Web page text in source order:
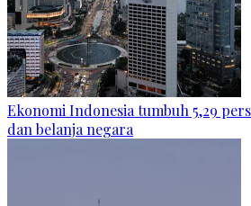
Ekonomi Indonesia tumbuh 5,29
dan belanja negara